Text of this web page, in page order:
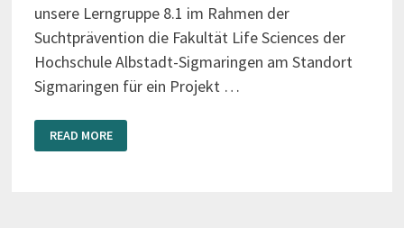
unsere Lerngruppe 8.1 im Rahmen der
Suchtprävention die Fakultät Life Sciences der
Hochschule Albstadt-Sigmaringen am Standort
Sigmaringen für ein Projekt …
SPANNENDER
EINBLICK
IN
READ MORE